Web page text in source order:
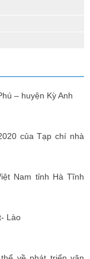
– huyện Kỳ Anh
của Tạp chí nhà
Nam tỉnh Hà Tĩnh
Lào